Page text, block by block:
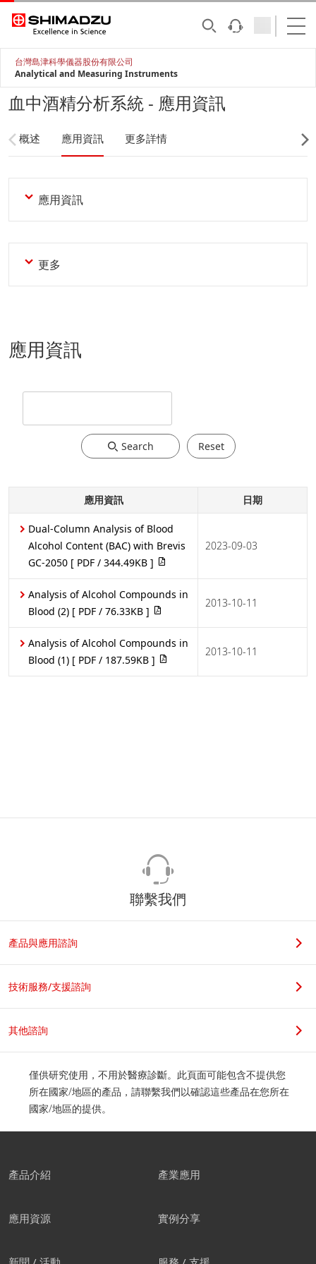
台灣島津科學儀器股份有限公司
Analytical and Measuring Instruments
血中酒精分析系統 - 應用資訊
概述 應用資訊 更多詳情
應用資訊
更多
應用資訊
Search Reset
應用資訊 日期
Dual-Column Analysis of Blood
Alcohol Content (BAC) with Brevis
GC-2050 [ PDF / 344.49KB ]
2023-09-03
Analysis of Alcohol Compounds in
Blood (2) [ PDF / 76.33KB ]
2013-10-11
Analysis of Alcohol Compounds in
Blood (1) [ PDF / 187.59KB ]
2013-10-11
聯繫我們
產品與應用諮詢
技術服務/支援諮詢
其他諮詢
僅供研究使用，不用於醫療診斷。此頁面可能包含不提供您
所在國家/地區的產品，請聯繫我們以確認這些產品在您所在
國家/地區的提供。
產品介紹 產業應用
應用資源 實例分享